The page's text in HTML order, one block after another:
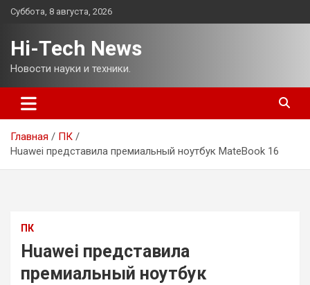
Перейти
Суббота, 8 августа, 2026
Hi-Tech News
Новости науки и техники.
Главная
ПК
Huawei представила премиальный ноутбук MateBook 16
ПК
Huawei представила
премиальный ноутбук